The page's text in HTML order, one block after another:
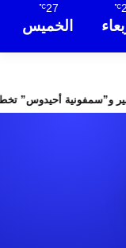
℃
27
℃
الخميس
بنجاح كبير